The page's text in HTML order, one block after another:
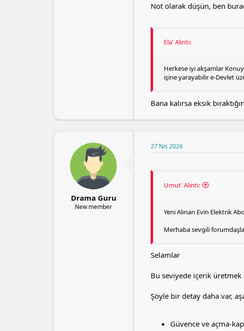
Not olarak düşün, ben
Ela' Alıntı:
Herkese iyi akşamlar
işine yarayabilir e-Devlet
Bana kalırsa eksik
Drama Guru
New member
27 Nis 2026
Umut' Alıntı:
Yeni Alınan Evin Elektrik
Merhaba sevgili
Selamlar
Bu seviyede içerik
Şöyle bir detay daha var,
Güvence ve açma-